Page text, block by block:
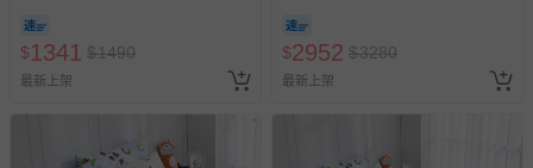
$1341 $1490
最新上架
$2952 $3280
最新上架